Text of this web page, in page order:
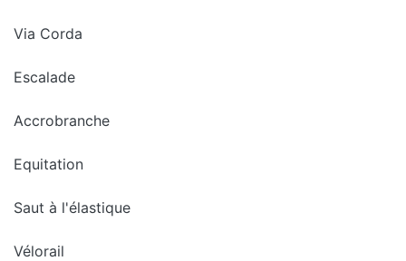
Via Corda
Escalade
Accrobranche
Equitation
Saut à l'élastique
Vélorail